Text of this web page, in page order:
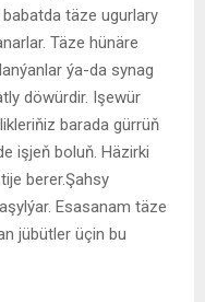
täze ugurlary
Täze hünäre
ýa-da synag
döwürdir. Işewür
barada gürrüň
işjeň boluň. Häzirki
berer.Şahsy
Esasanam täze
jübütler üçin bu